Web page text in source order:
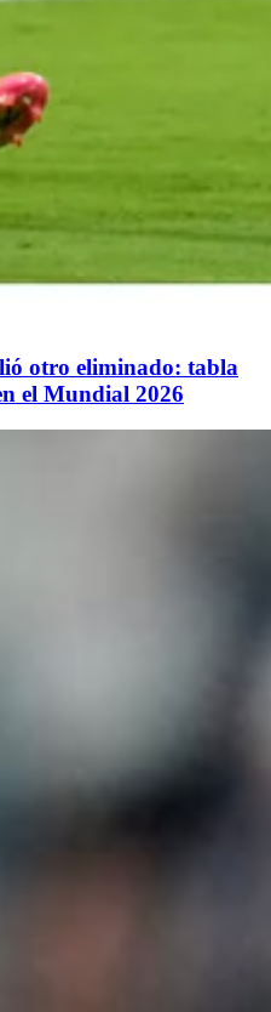
otro eliminado: tabla
el Mundial 2026